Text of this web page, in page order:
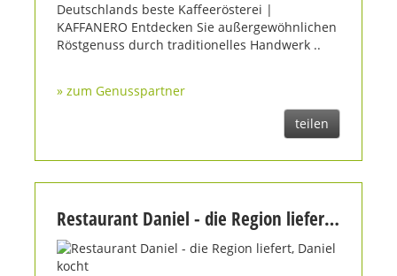
Deutschlands beste Kaffeerösterei |
KAFFANERO Entdecken Sie außergewöhnlichen
Röstgenuss durch traditionelles Handwerk ..
» zum Genusspartner
teilen
Restaurant Daniel - die Region liefert, Daniel kocht